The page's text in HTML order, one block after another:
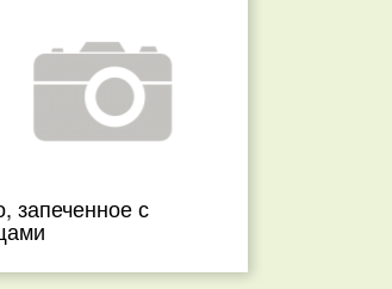
запеченное с